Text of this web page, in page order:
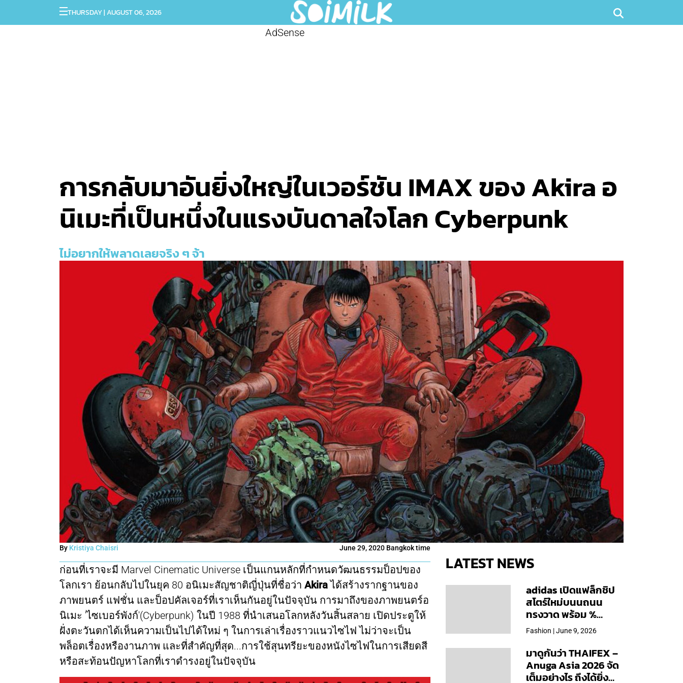
THURSDAY | AUGUST 06, 2026
AdSense
การกลับมาอันยิ่งใหญ่ในเวอร์ชัน IMAX ของ Akira อ
นิเมะที่เป็นหนึ่งในแรงบันดาลใจโลก Cyberpunk
ไม่อยากให้พลาดเลยจริง ๆ จ้า
By Kristiya Chaisri June 29, 2020 Bangkok time
ก่อนที่เราจะมี Marvel Cinematic Universe เป็นแกนหลักที่กำหนดวัฒนธรรมป็อปของ
โลกเรา ย้อนกลับไปในยุค 80 อนิเมะสัญชาติญี่ปุ่นที่ชื่อว่า Akiraได้สร้างรากฐานของ
ภาพยนตร์ แฟชั่น และป็อปคัลเจอร์ที่เราเห็นกันอยู่ในปัจจุบัน การมาถึงของภาพยนตร์อ
นิเมะ 'ไซเบอร์พังก์'(Cyberpunk) ในปี 1988 ที่นำเสนอโลกหลังวันสิ้นสลาย เปิดประตูให้
ฝั่งตะวันตกได้เห็นความเป็นไปได้ใหม่ ๆ ในการเล่าเรื่องราวแนวไซไฟ ไม่ว่าจะเป็น
พล็อตเรื่องหรืองานภาพ และที่สำคัญที่สุด...การใช้สุนทรียะของหนังไซไฟในการเสียดสี
หรือสะท้อนปัญหาโลกที่เราดำรงอยู่ในปัจจุบัน
LATEST NEWS
adidas เปิดแฟล็กชิป
สโตร์ใหม่บนนถนน
ทรงวาด พร้อม %
Arabica และคอลเลก
ชันพิเศษเฉพาะสาขา
Fashion | June 9, 2026
มาดูกันว่า THAIFEX –
Anuga Asia 2026 จัด
เต็มอย่างไร ถึงได้ยิ่ง